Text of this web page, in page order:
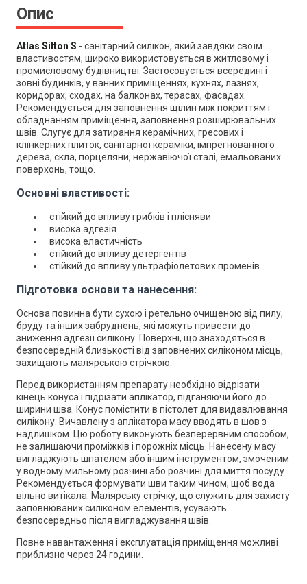
Опис
Atlas Silton S - санітарний силікон, який завдяки своїм
властивостям, широко використовується в житловому і
промисловому будівництві. Застосовується всередині і
зовні будинків, у ванних приміщеннях, кухнях, лазнях,
коридорах, сходах, на балконах, терасах, фасадах.
Рекомендується для заповнення щілин між покриттям і
обладнанням приміщення, заповнення розширювальних
швів. Слугує для затирання керамічних, гресових і
клінкерних плиток, санітарної кераміки, імпрегнованного
дерева, скла, порцеляни, нержавіючої сталі, емальованих
поверхонь, тощо.
Основні властивості:
стійкий до впливу грибків і плісняви
висока адгезія
висока еластичність
стійкий до впливу детергентів
стійкий до впливу ультрафіолетових променів
Підготовка основи та нанесення:
Основа повинна бути сухою і ретельно очищеною від пилу,
бруду та інших забруднень, які можуть привести до
зниження адгезії силікону. Поверхні, що знаходяться в
безпосередній близькості від заповнених силіконом місць,
захищають малярською стрічкою.
Перед використанням препарату необхідно відрізати
кінець конуса і підрізати аплікатор, підганяючи його до
ширини шва. Конус помістити в пістолет для видавлювання
силікону. Вичавлену з аплікатора масу вводять в шов з
надлишком. Цю роботу виконують безперервним способом,
не залишаючи проміжків і порожніх місць. Нанесену масу
вигладжують шпателем або іншим інструментом, змоченим
у водному мильному розчині або розчині для миття посуду.
Рекомендується формувати шви таким чином, щоб вода
вільно витікала. Малярську стрічку, що служить для захисту
заповнюваних силіконом елементів, усувають
безпосередньо після вигладжування швів.
Повне навантаження і експлуатація приміщення можливі
приблизно через 24 години.